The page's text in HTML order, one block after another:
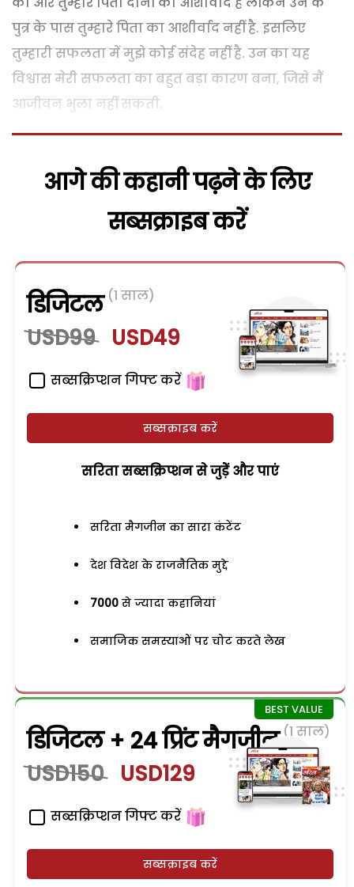
पुत्र के पास तुम्हारे पिता का आशीर्वाद नहीं है. इसलिए
तुम्हारी सफलता में मुझे कोई संदेह नहीं है. उन का यह
विश्वास मेरी सफलता का बहुत बड़ा कारण बना, जिसे मैं
आजीवन भुला नहीं सकती.
आगे की कहानी पढ़ने के लिए
सब्सक्राइब करें
डिजिटल (1 साल)
USD99 USD49
सब्सक्रिप्शन गिफ्ट करें
सब्सक्राइब करें
सरिता सब्सक्रिप्शन से जुड़ेें और पाएं
सरिता मैगजीन का सारा कंटेंट
देश विदेश के राजनैतिक मुद्दे
7000 से ज्यादा कहानियां
समाजिक समस्याओं पर चोट करते लेख
डिजिटल + 24 प्रिंट मैगजीन (1 साल)
USD150 USD129
सब्सक्रिप्शन गिफ्ट करें
सब्सक्राइब करें